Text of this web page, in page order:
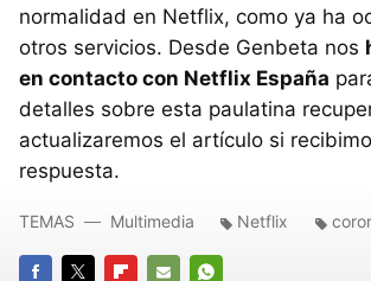
normalidad en Netflix, como ya ha
otros servicios. Desde Genbeta nos
en contacto con Netflix España
detalles sobre esta paulatina
actualizaremos el artículo si
respuesta.
TEMAS Multimedia Netflix